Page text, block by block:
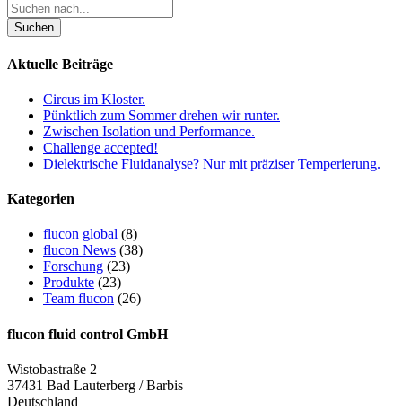
Aktuelle Beiträge
Circus im Kloster.
Pünktlich zum Sommer drehen wir runter.
Zwischen Isolation und Performance.
Challenge accepted!
Dielektrische Fluidanalyse? Nur mit präziser Temperierung.
Kategorien
flucon global (8)
flucon News (38)
Forschung (23)
Produkte (23)
Team flucon (26)
flucon fluid control GmbH
Wistobastraße 2
37431 Bad Lauterberg / Barbis
Deutschland